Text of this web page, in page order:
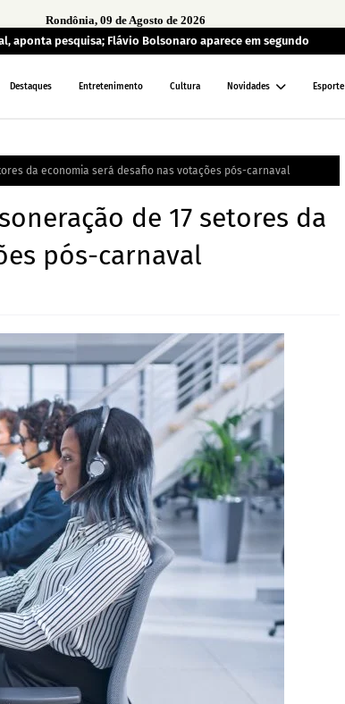
Rondônia, 09 de Agosto de 2026
aponta pesquisa; Flávio Bolsonaro aparece em segundo
Destaques Entretenimento Cultura Novidades Esporte
da economia será desafio nas votações pós-carnaval
de 17 setores da
pós-carnaval